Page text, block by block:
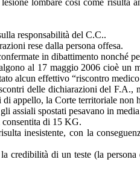
responsabilità del C.C..
rese dalla persona offesa.
in dibattimento nonché
al 17 maggio 2006 cioè un
alcun effettivo “riscontro
delle dichiarazioni del F.A.,
appello, la Corte territoriale non
assiali spostati pesavano in
consentita di 15 KG.
inesistente, con la
credibilità di un teste (la